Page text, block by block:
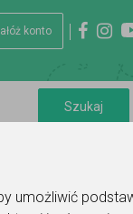
umożliwić
konto